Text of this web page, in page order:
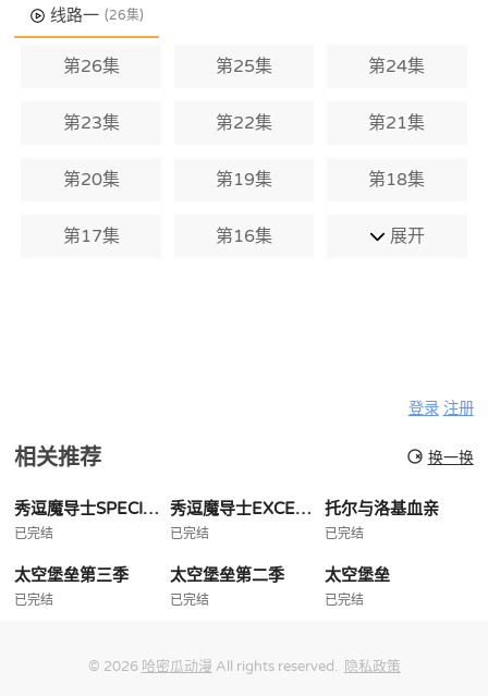
线路一 (26集)
第26集 第25集 第24集
第23集 第22集 第21集
第20集 第19集 第18集
第17集 第16集 展开
登录 注册
相关推荐 换一换
秀逗魔导士SPECIAL
已完结
秀逗魔导士EXCELLENT
已完结
托尔与洛基血亲
已完结
太空堡垒第三季
已完结
太空堡垒第二季
已完结
太空堡垒
已完结
© 2026 哈密瓜动漫 All rights reserved. 隐私政策